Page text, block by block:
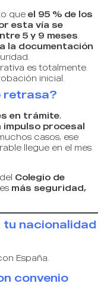
que el 95 % de los
esta vía se
5 y 9 meses.
la documentación
es totalmente
inicial.
retrasa?
en trámite,
impulso procesal
casos, ese
llegue en el mes
Colegio de
más seguridad,
tu nacionalidad
España.
convenio